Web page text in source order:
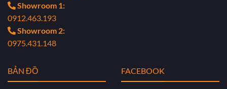
Showroom 1:
0912.463.193
Showroom 2:
0975.431.148
BẢN ĐỒ FACEBOOK